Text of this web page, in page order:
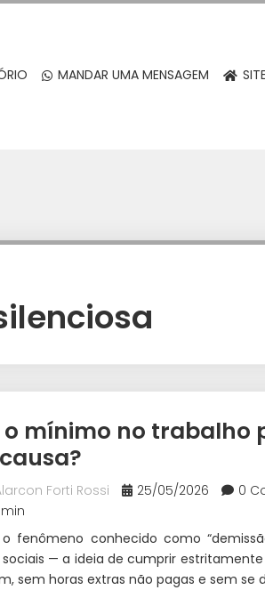
MANDAR UMA MENSAGEM
o mínimo no trabalho
Forti Rossi 25/05/2026
0
min
fenômeno conhecido como
sociais — a ideia de cumprir
sem horas extras não pagas e sem se